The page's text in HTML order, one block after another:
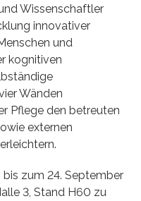
Wissenschaftler
innovativer
und
kognitiven
Wänden
Pflege den betreuten
externen
bis zum 24. September
3, Stand H60 zu